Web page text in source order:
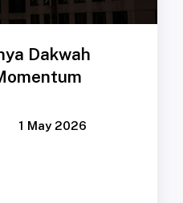
Dakwah
1 May 2026